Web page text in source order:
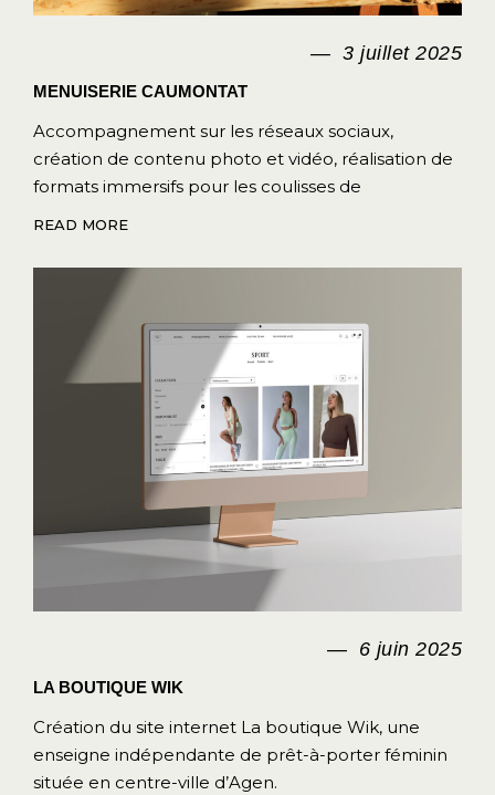
3 juillet 2025
MENUISERIE CAUMONTAT
Accompagnement sur les réseaux sociaux,
création de contenu photo et vidéo, réalisation de
formats immersifs pour les coulisses de
READ MORE
6 juin 2025
LA BOUTIQUE WIK
Création du site internet La boutique Wik, une
enseigne indépendante de prêt-à-porter féminin
située en centre-ville d’Agen.